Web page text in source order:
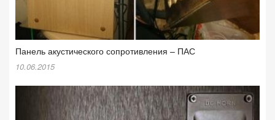
Панель акустического сопротивления – ПАС
10.06.2015